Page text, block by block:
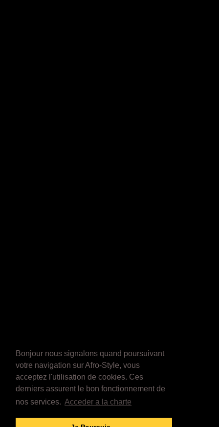
Bonjour nous signalons quand poursuivant
votre navigation sur Afro-Style, vous
acceptez l'utilisation de cookies. Ces
derniers assurent le bon fonctionnement de
nos services. Acceder a la charte